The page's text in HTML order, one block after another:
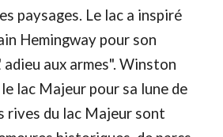
paysages. Le lac a inspiré
Hemingway pour son
adieu aux armes". Winston
lac Majeur pour sa lune de
rives du lac Majeur sont